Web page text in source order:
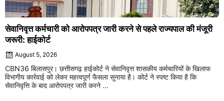
सेवानिवृत्त कर्मचारी को आरोपपत्र जारी करने से पहले राज्यपाल की मंजूरी
जरूरी: हाईकोर्ट
August 5, 2026
CBN36 बिलासपुर। छत्तीसगढ़ हाईकोर्ट ने सेवानिवृत्त शासकीय कर्मचारियों के खिलाफ
विभागीय कार्रवाई को लेकर महत्वपूर्ण फैसला सुनाया है। कोर्ट ने स्पष्ट किया है कि
सेवानिवृत्ति के बाद आरोपपत्र जारी करने ...